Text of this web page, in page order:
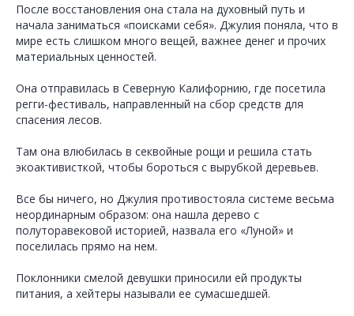
После восстановления она стала на духовный путь и
начала заниматься «поисками себя». Джулия поняла, что в
мире есть слишком много вещей, важнее денег и прочих
материальных ценностей.
Она отправилась в Северную Калифорнию, где посетила
регги-фестиваль, направленный на сбор средств для
спасения лесов.
Там она влюбилась в секвойные рощи и решила стать
экоактивисткой, чтобы бороться с вырубкой деревьев.
Все бы ничего, но Джулия противостояла системе весьма
неординарным образом: она нашла дерево с
полуторавековой историей, назвала его «Луной» и
поселилась прямо на нем.
Поклонники смелой девушки приносили ей продукты
питания, а хейтеры называли ее сумасшедшей.